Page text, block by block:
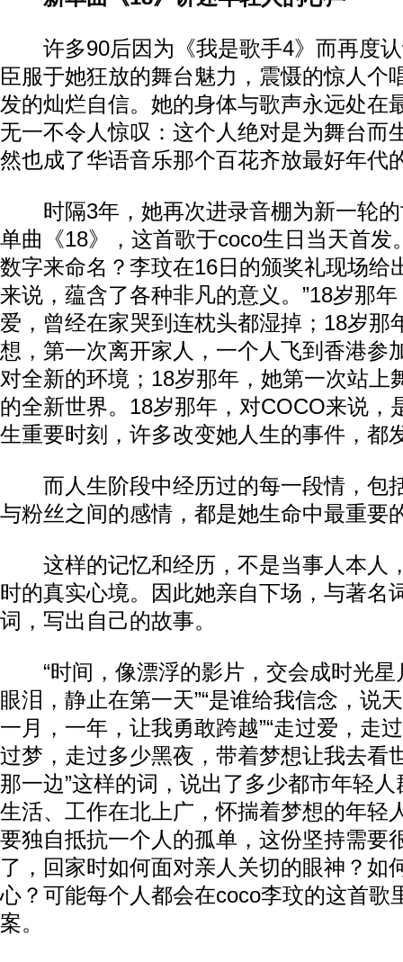
许多90后因为《我是歌手4》而再度认
臣服于她狂放的舞台魅力，震慑的惊人个
发的灿烂自信。她的身体与歌声永远处在
无一不令人惊叹：这个人绝对是为舞台而
然也成了华语音乐那个百花齐放最好年代
时隔3年，她再次进录音棚为新一轮的
单曲《18》，这首歌于coco生日当天首发
数字来命名？李玟在16日的颁奖礼现场给
来说，蕴含了各种非凡的意义。”18岁那
爱，曾经在家哭到连枕头都湿掉；18岁那
想，第一次离开家人，一个人飞到香港参
对全新的环境；18岁那年，她第一次站上
的全新世界。18岁那年，对COCO来说，
生重要时刻，许多改变她人生的事件，都
而人生阶段中经历过的每一段情，包
与粉丝之间的感情，都是她生命中最重要
这样的记忆和经历，不是当事人本人
时的真实心境。因此她亲自下场，与著名
词，写出自己的故事。
“时间，像漂浮的影片，交会成时光星
眼泪，静止在第一天”“是谁给我信念，说
一月，一年，让我勇敢跨越”“走过爱，走
过梦，走过多少黑夜，带着梦想让我去看
那一边”这样的词，说出了多少都市年轻
生活、工作在北上广，怀揣着梦想的年轻
要独自抵抗一个人的孤单，这份坚持需要
了，回家时如何面对亲人关切的眼神？如
心？可能每个人都会在coco李玟的这首歌
案。